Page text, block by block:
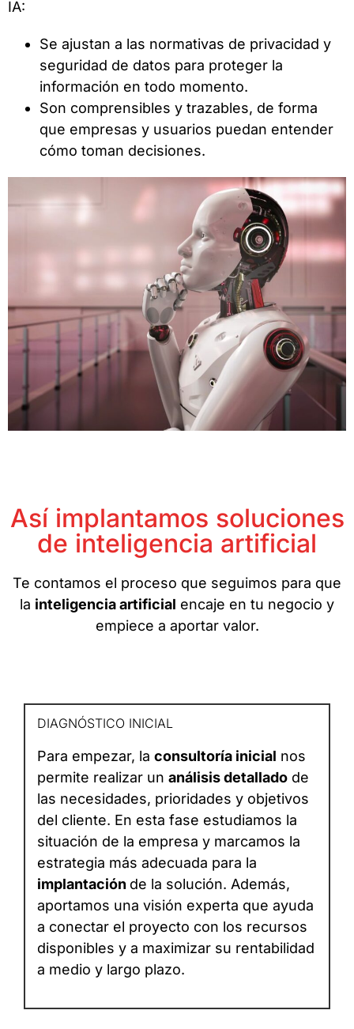
IA:
Se ajustan a las normativas de privacidad y
seguridad de datos para proteger la
información en todo momento.
Son comprensibles y trazables, de forma
que empresas y usuarios puedan entender
cómo toman decisiones.
Así implantamos soluciones
de inteligencia artificial
Te contamos el proceso que seguimos para que
la inteligencia artificial encaje en tu negocio y
empiece a aportar valor.
DIAGNÓSTICO INICIAL
Para empezar, la consultoría inicial nos
permite realizar un análisis detallado de
las necesidades, prioridades y objetivos
del cliente. En esta fase estudiamos la
situación de la empresa y marcamos la
estrategia más adecuada para la
implantación de la solución. Además,
aportamos una visión experta que ayuda
a conectar el proyecto con los recursos
disponibles y a maximizar su rentabilidad
a medio y largo plazo.